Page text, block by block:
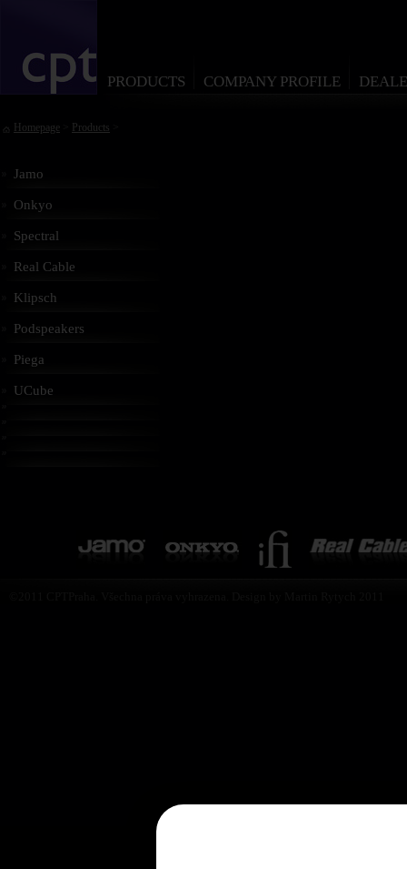
PRODUCTS COMPANY PROFILE
Homepage Products
Jamo
Onkyo
Spectral
Real Cable
Klipsch
Podspeakers
Piega
UCube